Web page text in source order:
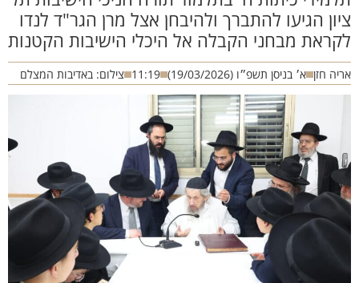
הגיעו להתברך ולהיבחן אצל מרן הגר"ד לנדו
מבחני הקבלה אל היכלי הישיבות הקטנות
חזן א׳ בניסן תשפ״ו (19/03/2026) 11:19 צילום: באדיבות המצלם